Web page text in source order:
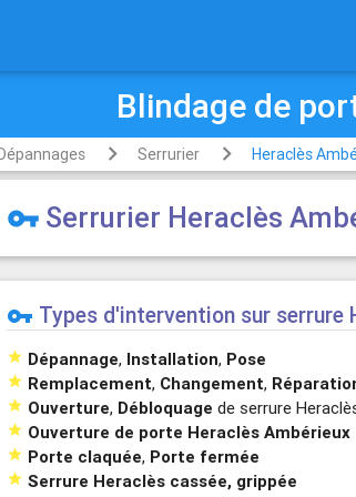
Blindage de
Serrurier Heraclès
vpn_key Serrurier Heraclès
vpn_key Types d'intervention sur serrure
 Dépannage, Installation, Pose
 Remplacement, Changement,
 Ouverture, Débloquage de serrure
 Ouverture de porte Heraclès Ambérieux
 Porte claquée, Porte fermée
 Serrure Heraclès cassée, grippée